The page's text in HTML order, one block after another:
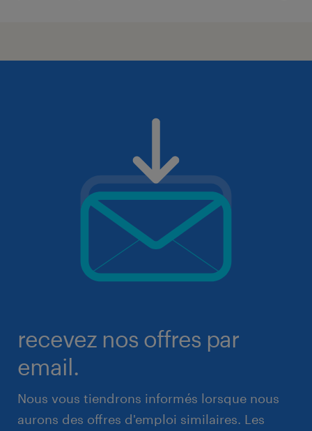
recevez nos offres par
email.
Nous vous tiendrons informés lorsque nous
aurons des offres d'emploi similaires. Les